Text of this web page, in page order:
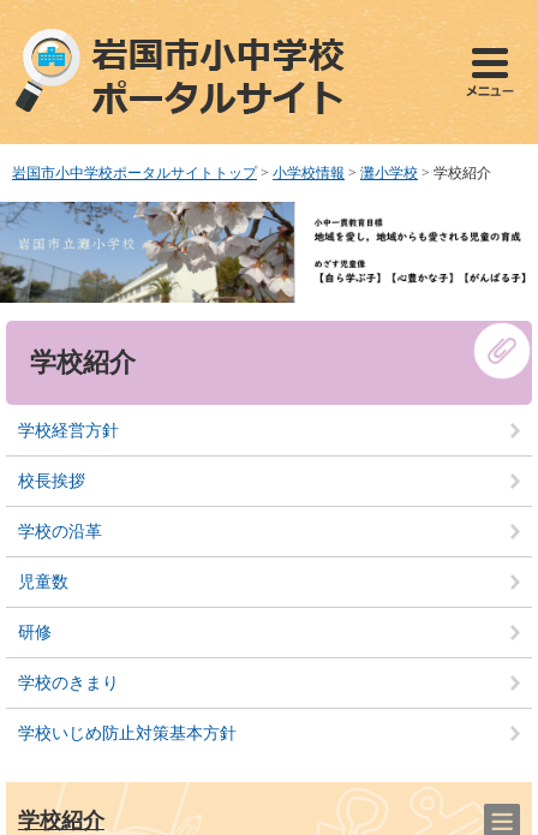
ペ
で
。
メ
ば
て
文
へ
岩国市小中学校ポータルサイトトップ > 小学校情報 > 灘小学校 > 学校紹介
学校紹介
学校経営方針
校長挨拶
学校の沿革
児童数
研修
学校のきまり
学校いじめ防止対策基本方針
学校紹介